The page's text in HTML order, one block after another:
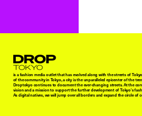
Droptokyo
is a fashion media outlet that has evolved along with the streets of
of the community in Tokyo, a city is the unparalleled epicenter of the
Droptokyo continues to document the ever-changing streets. At the
vision and a mission to support the further development of Tokyo’s
As digital natives, we will jump over all borders and expand the circle